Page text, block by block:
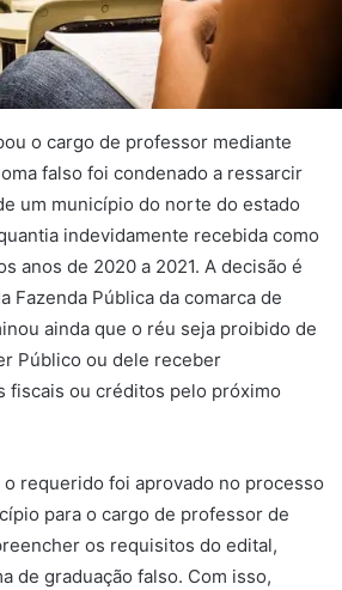
o cargo de professor mediante
falso foi condenado a ressarcir
um município do norte do estado
indevidamente recebida como
anos de 2020 a 2021. A decisão é
Fazenda Pública da comarca de
ainda que o réu seja proibido de
Público ou dele receber
fiscais ou créditos pelo próximo
requerido foi aprovado no processo
para o cargo de professor de
os requisitos do edital,
de graduação falso. Com isso,